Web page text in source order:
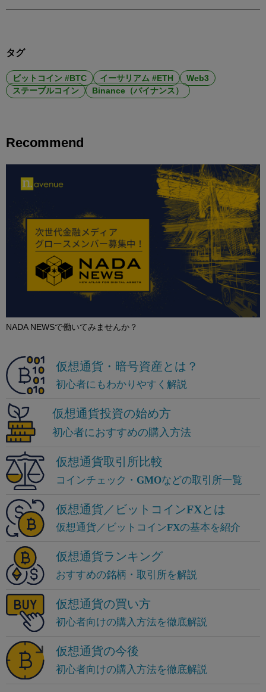
タグ
ビットコイン #BTC イーサリアム #ETH
Web3
ステーブルコイン
Binance（バイナンス）
Recommend
NADA NEWSで働いてみませんか？